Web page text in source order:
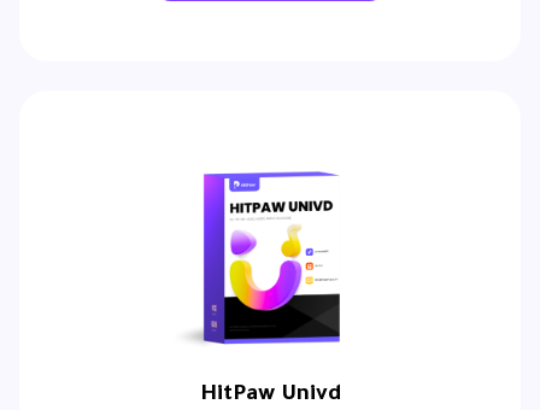
HitPaw Univd